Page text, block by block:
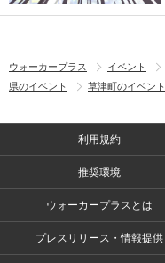
ウォーカープラス イベント
県のイベント
草津町のイベント
利用規約
推奨環境
ウォーカープラスとは
プレスリリース・情報提供